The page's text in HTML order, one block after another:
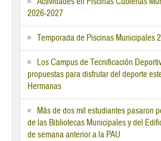
2026-2027
Temporada de Piscinas Municipales
Los Campus de Tecnificación
propuestas para disfrutar del deporte
Hermanas
Más de dos mil estudiantes pasaron
de las Bibliotecas Municipales y del
de semana anterior a la PAU